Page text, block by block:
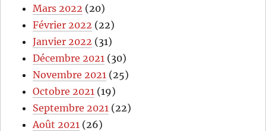
Mars 2022 (20)
Février 2022 (22)
Janvier 2022 (31)
Décembre 2021 (30)
Novembre 2021 (25)
Octobre 2021 (19)
Septembre 2021 (22)
Août 2021 (26)